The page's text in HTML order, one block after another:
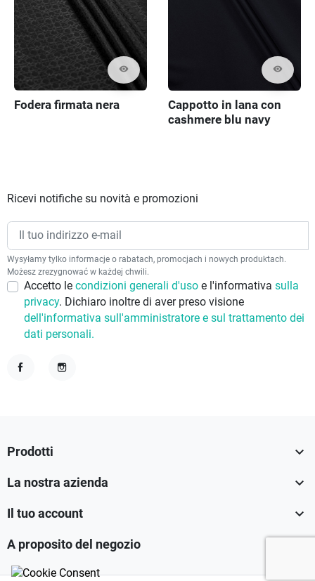
visibility
Fodera firmata nera
visibility
Cappotto in lana con
cashmere blu navy
Ricevi notifiche su novità e promozioni
Wysyłamy tylko informacje o rabatach, promocjach i nowych produktach.
Możesz zrezygnować w każdej chwili.
Accetto le condizioni generali d'uso e l'informativa sulla
privacy. Dichiaro inoltre di aver preso visione
dell'informativa sull'amministratore e sul trattamento dei
dati personali.
Prodotti 
La nostra azienda 
Il tuo account 
A proposito del negozio